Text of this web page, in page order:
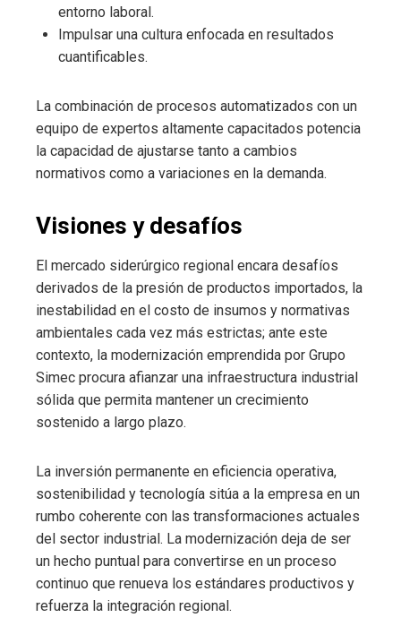
entorno laboral.
Impulsar una cultura enfocada en resultados
cuantificables.
La combinación de procesos automatizados con un
equipo de expertos altamente capacitados potencia
la capacidad de ajustarse tanto a cambios
normativos como a variaciones en la demanda.
Visiones y desafíos
El mercado siderúrgico regional encara desafíos
derivados de la presión de productos importados, la
inestabilidad en el costo de insumos y normativas
ambientales cada vez más estrictas; ante este
contexto, la modernización emprendida por Grupo
Simec procura afianzar una infraestructura industrial
sólida que permita mantener un crecimiento
sostenido a largo plazo.
La inversión permanente en eficiencia operativa,
sostenibilidad y tecnología sitúa a la empresa en un
rumbo coherente con las transformaciones actuales
del sector industrial. La modernización deja de ser
un hecho puntual para convertirse en un proceso
continuo que renueva los estándares productivos y
refuerza la integración regional.